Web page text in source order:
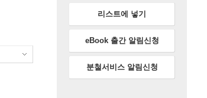
리스트에 넣기
eBook 출간 알림신청
분철서비스 알림신청